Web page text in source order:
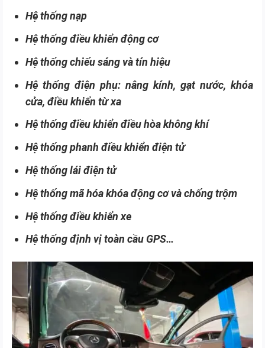
Hệ thống nạp
Hệ thống điều khiển động cơ
Hệ thống chiếu sáng và tín hiệu
Hệ thống điện phụ: nâng kính, gạt nước, khóa
cửa, điều khiển từ xa
Hệ thống điều khiển điều hòa không khí
Hệ thống phanh điều khiển điện tử
Hệ thống lái điện tử
Hệ thống mã hóa khóa động cơ và chống trộm
Hệ thống điều khiển xe
Hệ thống định vị toàn cầu GPS…